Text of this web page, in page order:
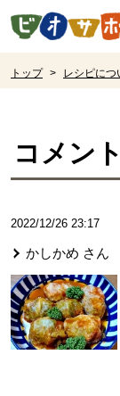
ページの先頭です。
トップ > レシピにつ
コメント
2022/12/26 23:17
かしかめ さん